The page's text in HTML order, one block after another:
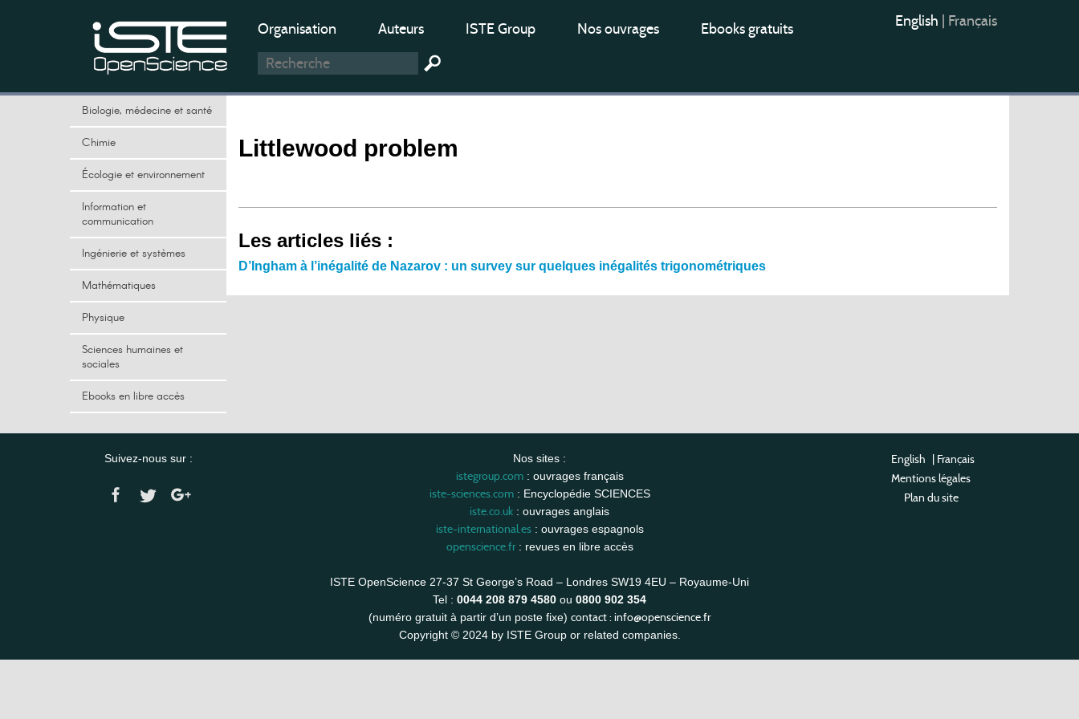
Organisation Auteurs ISTE Group Nos ouvrages Ebooks gratuits English Français
Biologie, médecine et santé
Chimie
Écologie et environnement
Information et
communication
Ingénierie et systèmes
Mathématiques
Physique
Sciences humaines et
sociales
Ebooks en libre accès
Littlewood problem
Les articles liés :
D’Ingham à l’inégalité de Nazarov : un survey sur quelques inégalités trigonométriques
Suivez-nous sur : Nos sites :
istegroup.com: ouvrages français
iste-sciences.com: Encyclopédie SCIENCES
iste.co.uk : ouvrages anglais
iste-international.es: ouvrages espagnols
openscience.fr: revues en libre accès
ISTE OpenScience 27-37 St George’s Road – Londres SW19 4EU – Royaume-Uni
Tel : 0044 208 879 4580 ou 0800 902 354
(numéro gratuit à partir d’un poste fixe) contact : info@openscience.fr
Copyright © 2024 by ISTE Group or related companies.
English | Français
Mentions légales
Plan du site